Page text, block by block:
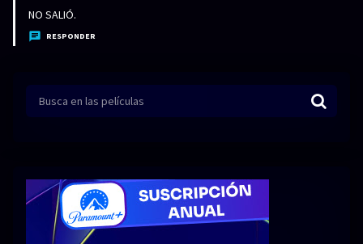
:
i
c
NO SALIÓ.
RESPONDER